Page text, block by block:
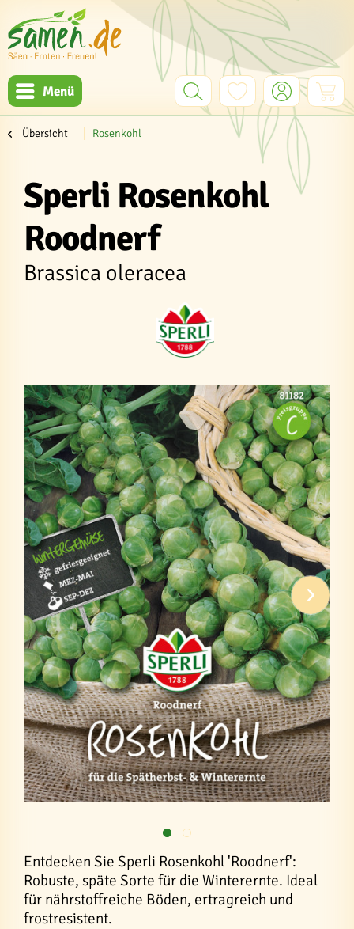
Menü
Übersicht Rosenkohl
Sperli Rosenkohl
Roodnerf
Brassica oleracea
Entdecken Sie Sperli Rosenkohl 'Roodnerf':
Robuste, späte Sorte für die Winterernte. Ideal
für nährstoffreiche Böden, ertragreich und
frostresistent.